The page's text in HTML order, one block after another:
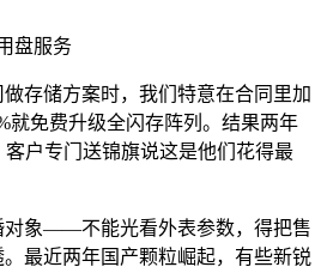
盘服务
存储方案时，我们特意在合同里加
就免费升级全闪存阵列。结果两年
客户专门送锦旗说这是他们花得最
对象——不能光看外表参数，得把售
最近两年国产颗粒崛起，有些新锐